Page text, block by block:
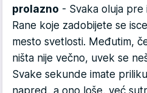
prolazno - Svaka oluja pre
Rane koje zadobijete se
mesto svetlosti. Međutim,
ništa nije večno, uvek se
Svake sekunde imate